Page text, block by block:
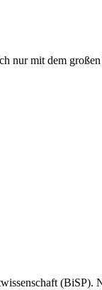
nur mit dem großen
(BiSP).